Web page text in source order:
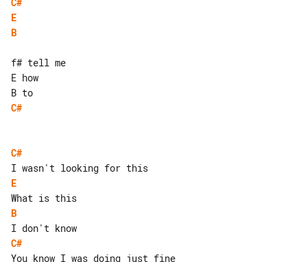
E
B
f# tell me
E how
C#
C#
E
B
C#